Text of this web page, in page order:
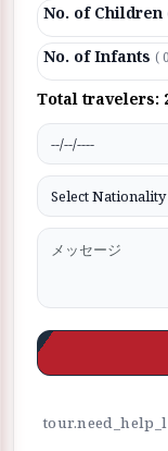
No. of Children
No. of Infants (
Total travelers: